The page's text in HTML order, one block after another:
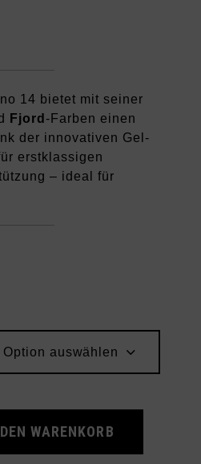
14 bietet mit seiner
Fjord -Farben einen
der innovativen Gel-
erstklassigen
– ideal für
Option auswählen
Fjord Grey quantity
WARENKORB